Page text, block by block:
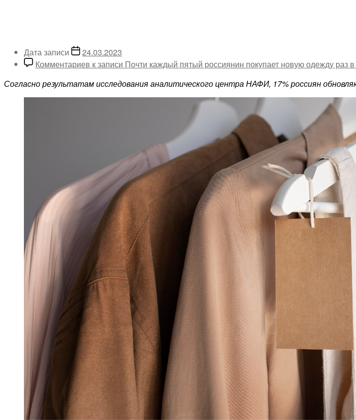
Дата записи
24.03.2023
Комментариев к записи Почти каждый пятый россиянин покупает новую одежду раз в
Согласно результатам исследования аналитического центра НАФИ, 17% россиян